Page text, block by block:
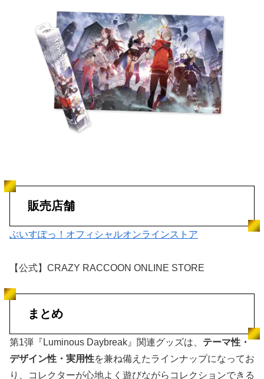
販売店舗
ぶいすぽっ！オフィシャルオンラインストア
【公式】CRAZY RACCOON ONLINE STORE
まとめ
第1弾『Luminous Daybreak』関連グッズは、 テーマ性・
デザイン性・実用性を兼ね備えたラインナップになってお
り、コレクターが心地よく遊びながらコレクションできる